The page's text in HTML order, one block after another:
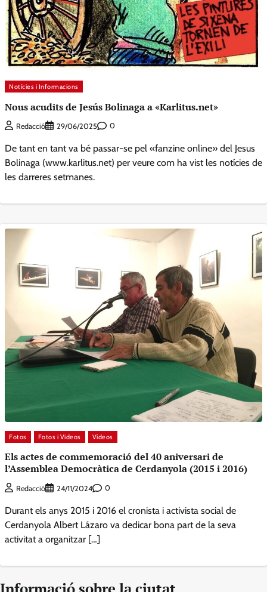
Notícies i Informacions
Nous acudits de Jesús Bolinaga a «Karlitus.net»
Redacció 29/06/2025 0
De tant en tant va bé passar-se pel «fanzine online» del Jesus
Bolinaga (www.karlitus.net) per veure com ha vist les notícies de
les darreres setmanes.
Fotos Fotos i Videos Vídeos
Els actes de commemoració del 40 aniversari de
l’Assemblea Democràtica de Cerdanyola (2015 i 2016)
Redacció 24/11/2024 0
Durant els anys 2015 i 2016 el cronista i activista social de
Cerdanyola Albert Lázaro va dedicar bona part de la seva
activitat a organitzar […]